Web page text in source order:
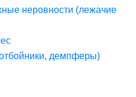
неровности (лежачие
демпферы)